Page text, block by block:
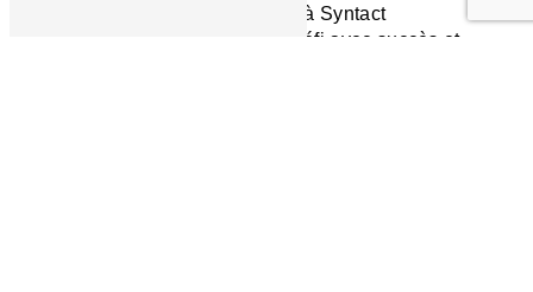
opérations. Faites confiance à Syntact
Automation pour relever ce défi avec succès et